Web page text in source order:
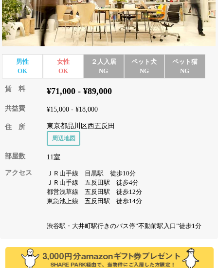
男性
OK
女性
OK
２人入居
NG
ペット犬
NG
ペット猫
NG
賃 料 ¥71,000 - ¥89,000
共益費 ¥15,000 - ¥18,000
住 所 東京都品川区西五反田
周辺地図
部屋数 11室
アクセス
ＪＲ山手線 目黒駅 徒歩10分
ＪＲ山手線 五反田駅 徒歩4分
都営浅草線 五反田駅 徒歩12分
東急池上線 五反田駅 徒歩14分
渋谷駅・大井町駅行きのバス停”不動前駅入口”徒歩1分